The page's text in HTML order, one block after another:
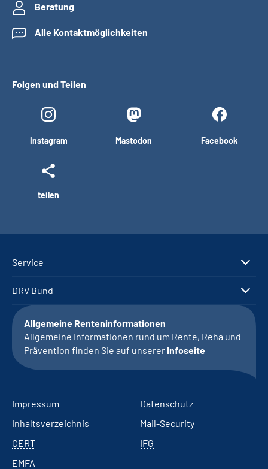
Beratung
Alle Kontaktmöglichkeiten
Folgen und Teilen
Instagram Mastodon Facebook
teilen
Service
DRV Bund
Allgemeine Renteninformationen
Allgemeine Informationen rund um Rente, Reha und
Prävention finden Sie auf unserer Infoseite
Impressum
Datenschutz
Inhaltsverzeichnis
Mail-Security
CERT
IFG
EMFA